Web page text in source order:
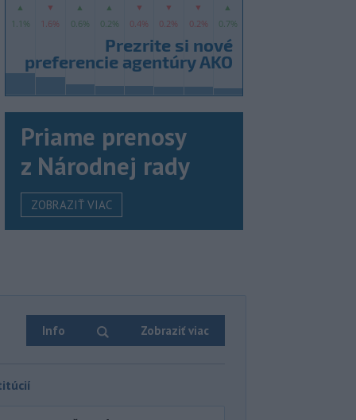
Priame prenosy
z Národnej rady
ZOBRAZIŤ VIAC
Info Zobraziť viac